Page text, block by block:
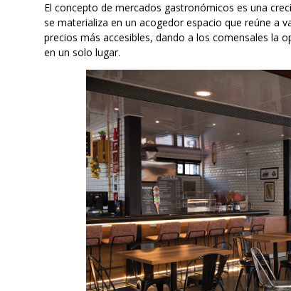
El concepto de mercados gastronómicos es una
se materializa en un acogedor espacio que reúne a
precios más accesibles, dando a los comensales la
en un solo lugar.